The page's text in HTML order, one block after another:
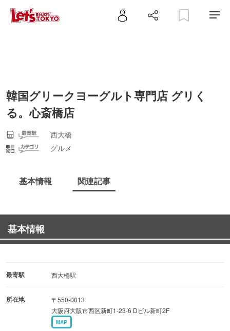
韓国グリークヨーグルト専門店 グリく
る。心斎橋店
西大橋
グルメ
基本情報 関連記事
基本情報
最寄駅 西大橋駅
所在地
〒550-0013
大阪府大阪市西区新町1-23-6 Dビル新町2F
MAP